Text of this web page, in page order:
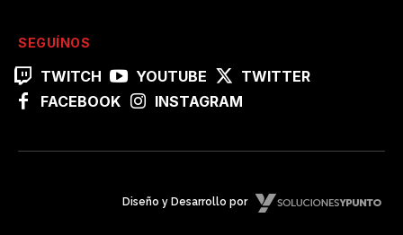
SEGUÍNOS
TWITCH YOUTUBE
TWITTER
FACEBOOK
INSTAGRAM
Diseño y Desarrollo por